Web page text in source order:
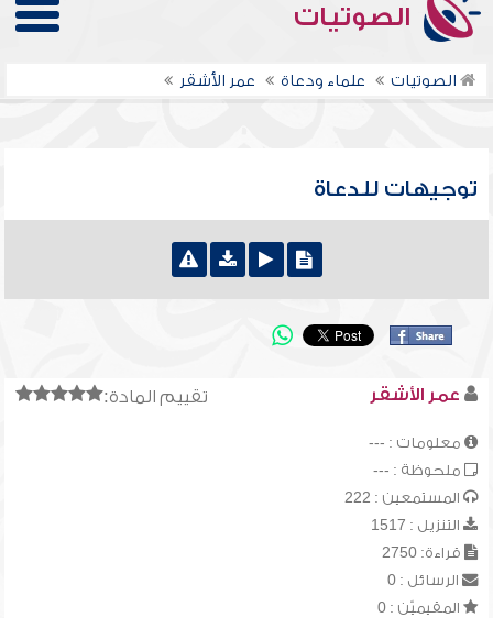
الصوتيات
الصوتيات علماء ودعاة عمر الأشقر
توجيهات للدعاة
تقييم المادة: عمر الأشقر
معلومات : ---
ملحوظة : ---
المستمعين : 222
التنزيل : 1517
قراءة: 2750
الرسائل : 0
المقيميّن : 0